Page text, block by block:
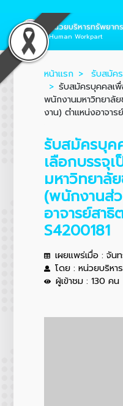
หน่วยบริหารทรัพยา
Human Workpart
หน้าแรก
รับสมัค
รับสมัครบุคคลเ
พนักงานมหาวิทยาลั
งาน) ตำแหน่งอาจาร
รับสมัครบุ
เลือกบรรจุ
มหาวิทยาลั
(พนักงานส่
อาจารย์สา
S4200181
เผยแพร่เมื่อ : จัน
โดย : หน่วยบริห
ผู้เข้าชม : 130 คน